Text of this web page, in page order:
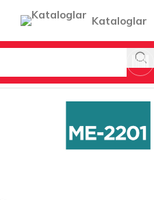
Kataloglar
ÇAYDANLIK & CEZVE & ISITICI